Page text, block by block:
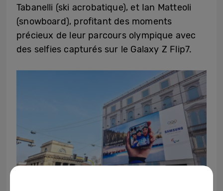
Tabanelli (ski acrobatique), et Ian Matteoli
(snowboard), profitant des moments
précieux de leur parcours olympique avec
des selfies capturés sur le Galaxy Z Flip7.